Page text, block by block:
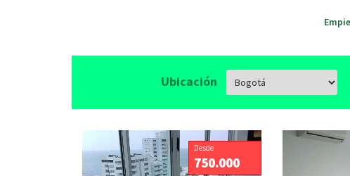
Ubicación
Desde
750.000